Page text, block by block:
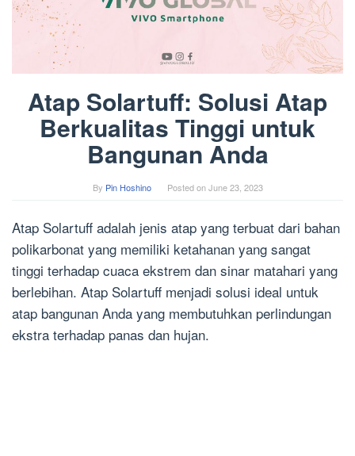
Atap Solartuff: Solusi Atap
Berkualitas Tinggi untuk
Bangunan Anda
By Pin Hoshino Posted onJune 23, 2023
Atap Solartuff adalah jenis atap yang terbuat dari bahan
polikarbonat yang memiliki ketahanan yang sangat
tinggi terhadap cuaca ekstrem dan sinar matahari yang
berlebihan. Atap Solartuff menjadi solusi ideal untuk
atap bangunan Anda yang membutuhkan perlindungan
ekstra terhadap panas dan hujan.